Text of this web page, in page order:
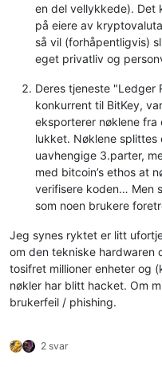
en del vellykkede). Det
på eiere av
så vil (forhåpentligvis)
eget privatliv og
Deres tjeneste "Ledger
konkurrent til BitKey,
eksporterer nøklene
lukket. Nøklene
uavhengige 3.parter,
med bitcoin’s ethos at
verifisere koden… Men
som noen brukere
Jeg synes ryktet er litt
om den tekniske hardwaren
tosifret millioner enheter og
nøkler har blitt hacket. Om
brukerfeil / phishing.
2 svar